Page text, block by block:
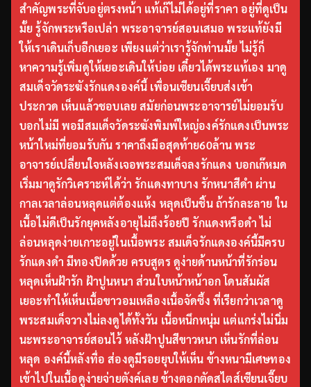
สำคัญพระที่จับอยู่ตรงหน้า แท้เก๊ไม่ได้อยู่ที่ราคา อยู่ที่ดูเป็น
มั้ย รู้จักพระหรือเปล่า พระอาจารย์สอนเสมอ พระแท้ยังมี
ให้เราเดินเก็บอีกเยอะ เพียงแต่ว่าเรารู้จักท่านมั้ย ไม่รู้ก็
หาความรู้เพิ่มดูให้เยอะเดินให้บ่อย เดี๋ยวได้พระแท้เอง มาดู
สมเด็จวัดระฆังรักแดงองค์นี้ เพื่อนเซียนเจี๊ยบส่งเข้า
ประกวด เห็นแล้วชอบเลย สมัยก่อนพระอาจารย์ไม่ยอมรับ
บอกไม่มี พอมีสมเด็จวัดระฆังพิมพ์ใหญ่องค์รักแดงเป็นพระ
หน้าใหม่ที่ยอมรับกัน ราคาถึงมือสุดท้าย60ล้าน พระ
อาจารย์เปลี่ยนใจหลังเจอพระสมเด็จลงรักแดง บอกเก๊หมด
เริ่มมาดูรักวิเคราะห์ได้ว่า รักแดงทาบาง รักหนาสีดำ ผ่าน
กาลเวลาล่อนหลุดแต่ต้องแห้ง หลุดเป็นชิ้น ถ้ารักละลาย ใน
เนื้อไม่ดีเป็นรักยุคหลังอายุไม่ถึงร้อยปี รักแดงหรือดำ ไม่
ล่อนหลุดง่ายเกาะอยู่ในเนื้อพระ สมเด็จรักแดงองค์นี้มีครบ
รักแดงดำ มีทองปิดด้วย ครบสูตร ดูง่ายด้านหน้าที่รักร่อน
หลุดเห็นฝ้ารัก ฝ้าปูนหนา ส่วนใบหน้าหน้าอก โดนสัมผัส
เยอะทำให้เห็นเนื้อขาวอมเหลืองเนื้อจัดซึ้ง ที่เรียกว่าเวลาดู
พระสมเด็จวางไม่ลงดูได้ทั้งวัน เนื้อหนึกหนุ่ม แต่แกร่งไม่นิ่ม
นะพระอาจารย์สอนไว้ หลังฝ้าปูนสีขาวหนา เห็นรักที่ล่อน
หลุด องค์นี้หลังทื่อ ส่องดูมีรอยยุบให้เห็น ข้างหนามีเศษทอง
เข้าไปในเนื้อดูง่ายจ่ายตังค์เลย ข้างตอกตัดสไตส์เซียนเจี๊ยบ